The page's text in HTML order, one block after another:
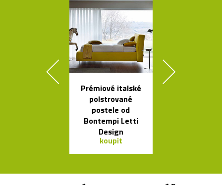
Prémiové italské
polstrované
postele od
Bontempi Letti
Design
koupit